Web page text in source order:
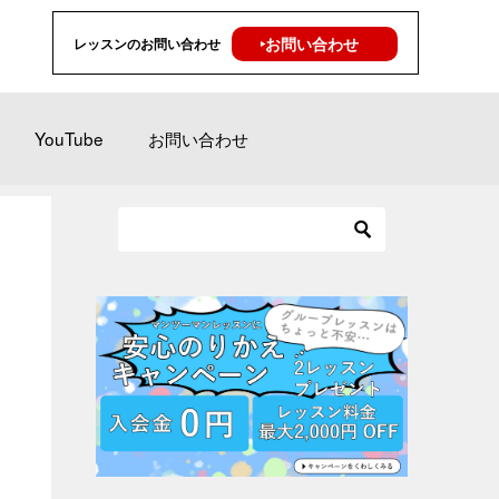
レッスンのお問い合わせ ‣お問い合わせ
YouTube お問い合わせ